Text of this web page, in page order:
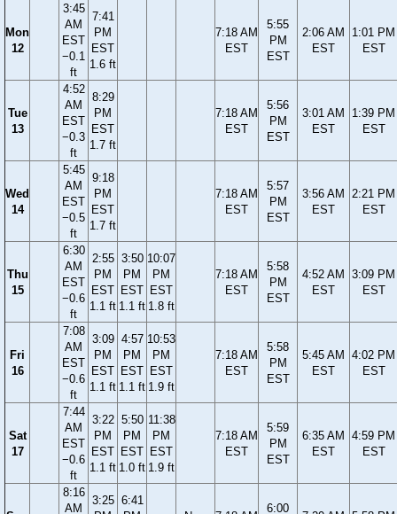
Mon
12
3:45
AM
EST
−0.1
ft
7:41
PM
EST
1.6 ft
7:18 AM
EST
5:55
PM
EST
2:06 AM
EST
1:01 PM
EST
Tue
13
4:52
AM
EST
−0.3
ft
8:29
PM
EST
1.7 ft
7:18 AM
EST
5:56
PM
EST
3:01 AM
EST
1:39 PM
EST
Wed
14
5:45
AM
EST
−0.5
ft
9:18
PM
EST
1.7 ft
7:18 AM
EST
5:57
PM
EST
3:56 AM
EST
2:21 PM
EST
Thu
15
6:30
AM
EST
−0.6
ft
2:55
PM
EST
1.1 ft
3:50
PM
EST
1.1 ft
10:07
PM
EST
1.8 ft
7:18 AM
EST
5:58
PM
EST
4:52 AM
EST
3:09 PM
EST
Fri
16
7:08
AM
EST
−0.6
ft
3:09
PM
EST
1.1 ft
4:57
PM
EST
1.1 ft
10:53
PM
EST
1.9 ft
7:18 AM
EST
5:58
PM
EST
5:45 AM
EST
4:02 PM
EST
Sat
17
7:44
AM
EST
−0.6
ft
3:22
PM
EST
1.1 ft
5:50
PM
EST
1.0 ft
11:38
PM
EST
1.9 ft
7:18 AM
EST
5:59
PM
EST
6:35 AM
EST
4:59 PM
EST
8:16
AM
3:25 6:41
6:00